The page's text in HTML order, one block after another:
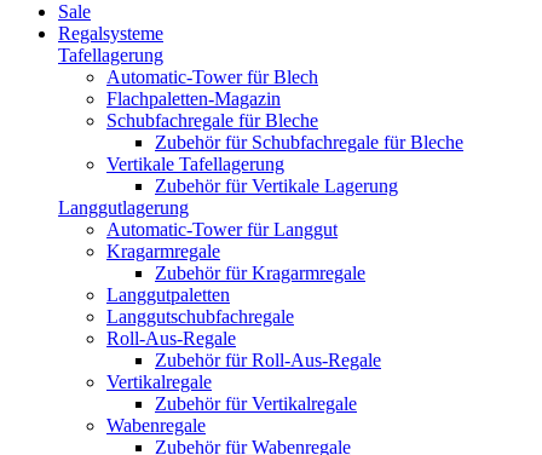
Sale
Regalsysteme
Tafellagerung
Automatic-Tower für Blech
Flachpaletten-Magazin
Schubfachregale für Bleche
Zubehör für Schubfachregale für Bleche
Vertikale Tafellagerung
Zubehör für Vertikale Lagerung
Langgutlagerung
Automatic-Tower für Langgut
Kragarmregale
Zubehör für Kragarmregale
Langgutpaletten
Langgutschubfachregale
Roll-Aus-Regale
Zubehör für Roll-Aus-Regale
Vertikalregale
Zubehör für Vertikalregale
Wabenregale
Zubehör für Wabenregale